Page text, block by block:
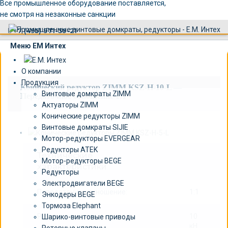
Все промышленное оборудование поставляется,
не смотря на незаконные санкции
+7 (495) 971-39-21
Меню ЕМ Интех
О компании
Продукция
Винтовые домкраты ZIMM
Актуаторы ZIMM
Конические редукторы ZIMM
Винтовые домкраты SIJIE
Мотор-редукторы EVERGEAR
Редукторы ATEK
Мотор-редукторы BEGE
Редукторы
Электродвигатели BEGE
Энкодеры BEGE
Тормоза Elephant
Шарико-винтовые приводы
Конический редуктор ZIMM KSZ-H-10-L —
Передаточное отношение 1:1
Технические
характеристики
Передаточное отношение:
Размер: